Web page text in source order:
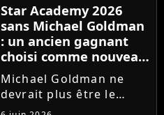
Star Academy 2026
sans Michael Goldman
: un ancien gagnant
choisi comme nouveau
directeur ?
Michael Goldman ne
devrait plus être le
directeur de la Star